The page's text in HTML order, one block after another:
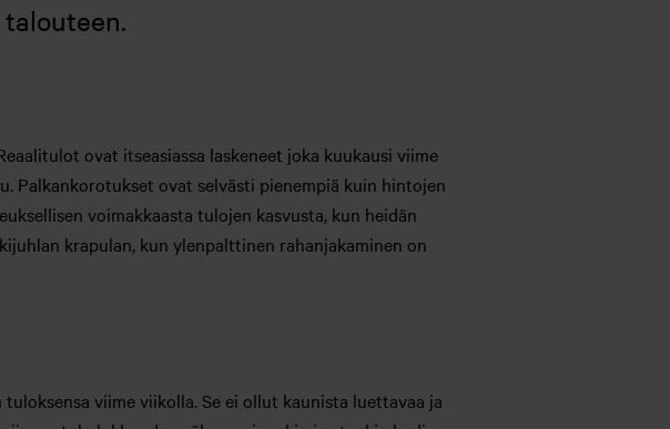
ovat itseasiassa laskeneet joka kuukausi viime
Palkankorotukset ovat selvästi pienempiä kuin hintojen
voimakkaasta tulojen kasvusta, kun heidän
krapulan, kun ylenpalttinen rahanjakaminen on
viime viikolla. Se ei ollut kaunista luettavaa ja